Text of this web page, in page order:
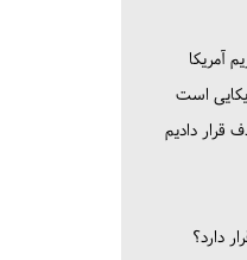
آمریکا
است
قرار دادیم
دارد؟